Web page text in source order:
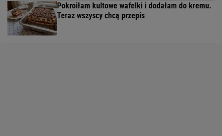
Pokroiłam kultowe wafelki i dodałam do kremu.
Teraz wszyscy chcą przepis